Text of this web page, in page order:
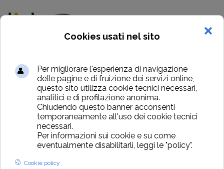
I moduli di ticka